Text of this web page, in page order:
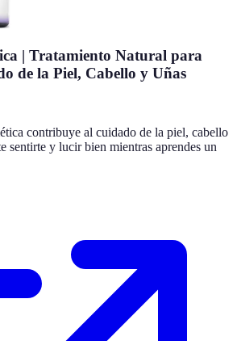
| Tratamiento Natural para
de la Piel, Cabello y Uñas
contribuye al cuidado de la piel, cabello
sentirte y lucir bien mientras aprendes un